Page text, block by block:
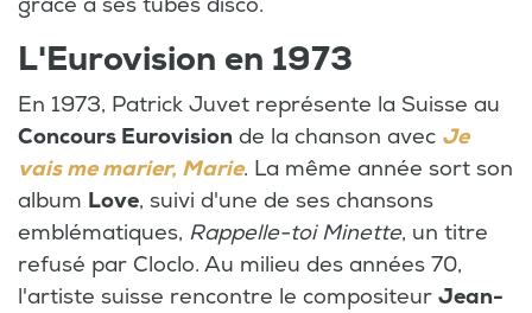
L'Eurovision en 1973
En 1973, Patrick Juvet représente la Suisse au
Concours Eurovision de la chanson avec Je
vais me marier, Marie. La même année sort son
album Love, suivi d'une de ses chansons
emblématiques, Rappelle-toi Minette, un titre
refusé par Cloclo. Au milieu des années 70,
l'artiste suisse rencontre le compositeur Jean-